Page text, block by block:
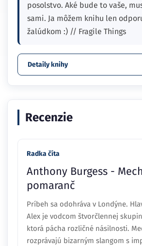
posolstvo. Aké bude to vaše,
sami. Ja môžem knihu len
žalúdkom :) // Fragile Things
Detaily knihy
Recenzie
Radka číta
Anthony Burgess -
pomaranč
Príbeh sa odohráva v Londýne.
Alex je vodcom štvorčlennej
ktorá pácha rozličné násilnosti.
rozprávajú bizarným slangom s